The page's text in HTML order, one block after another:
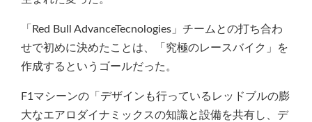
「Red Bull AdvanceTecnologies」チームとの打ち合わ
せで初めに決めたことは、「究極のレースバイク」を
作成するというゴールだった。
F1マシーンの「デザインも行っているレッドブルの膨
大なエアロダイナミックスの知識と設備を共有し、デ